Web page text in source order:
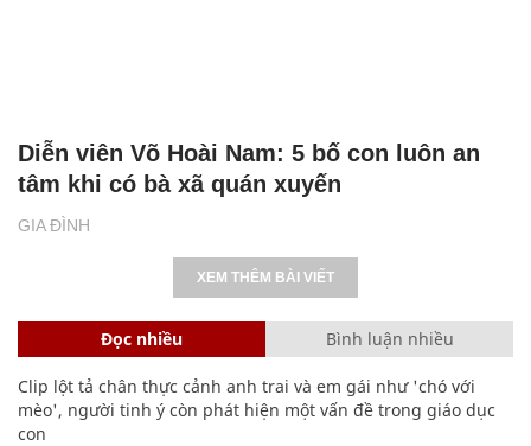
GIA ĐÌNH
Diễn viên Võ Hoài Nam: 5 bố con luôn an
tâm khi có bà xã quán xuyến
XEM THÊM BÀI VIẾT
Đọc nhiều Bình luận nhiều
Clip lột tả chân thực cảnh anh trai và em gái như 'chó với
mèo', người tinh ý còn phát hiện một vấn đề trong giáo dục
con